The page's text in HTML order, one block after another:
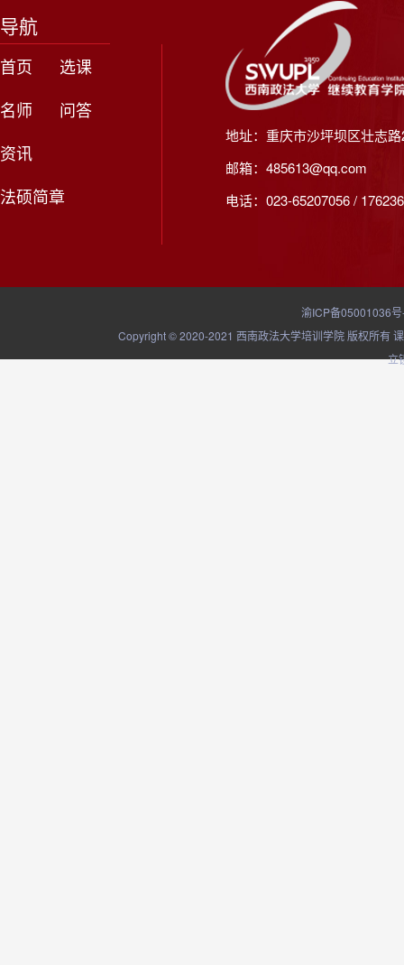
导航
首页
选课
名师
问答
资讯
法硕简章
地址：重庆市沙坪坝区壮志
邮箱：485613@qq.com
电话：023-65207056 /
渝ICP备05001036
Copyright © 2020-2021 西南政法大学培训学院 版权所有
立